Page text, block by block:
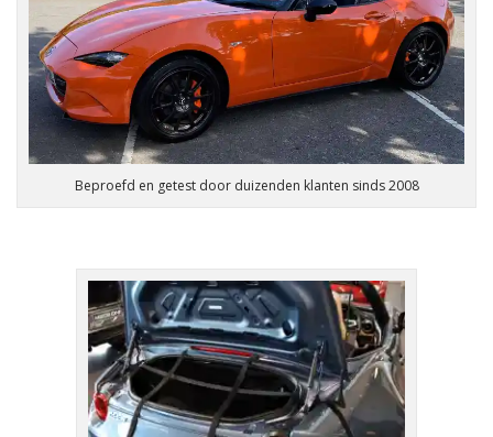
Beproefd en getest door duizenden klanten sinds 2008